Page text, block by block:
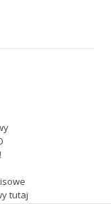
tutaj